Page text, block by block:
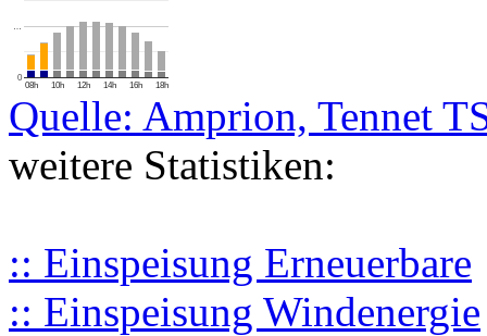
08h 10h 12h 14h 16h 18h
0
…
Quelle: Amprion, Tennet
weitere Statistiken:
:: Einspeisung Erneuerbare
:: Einspeisung Windenergie